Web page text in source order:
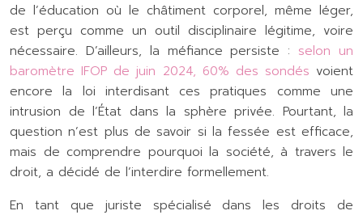
de l’éducation où le châtiment corporel, même léger,
est perçu comme un outil disciplinaire légitime, voire
nécessaire. D’ailleurs, la méfiance persiste : selon un
baromètre IFOP de juin 2024, 60% des sondés voient
encore la loi interdisant ces pratiques comme une
intrusion de l’État dans la sphère privée. Pourtant, la
question n’est plus de savoir si la fessée est efficace,
mais de comprendre pourquoi la société, à travers le
droit, a décidé de l’interdire formellement.
En tant que juriste spécialisé dans les droits de